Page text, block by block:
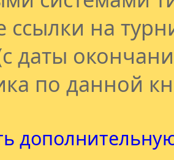
ссылки на
даты
по данной